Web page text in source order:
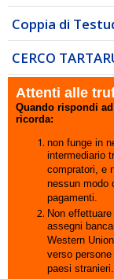
Coppia di
CERCO
Attenti alle
Quando rispondi
ricorda:
non funge in
intermediario
compratori, e
nessun modo
pagamenti.
Non
assegni
Western
verso
paesi stranieri.